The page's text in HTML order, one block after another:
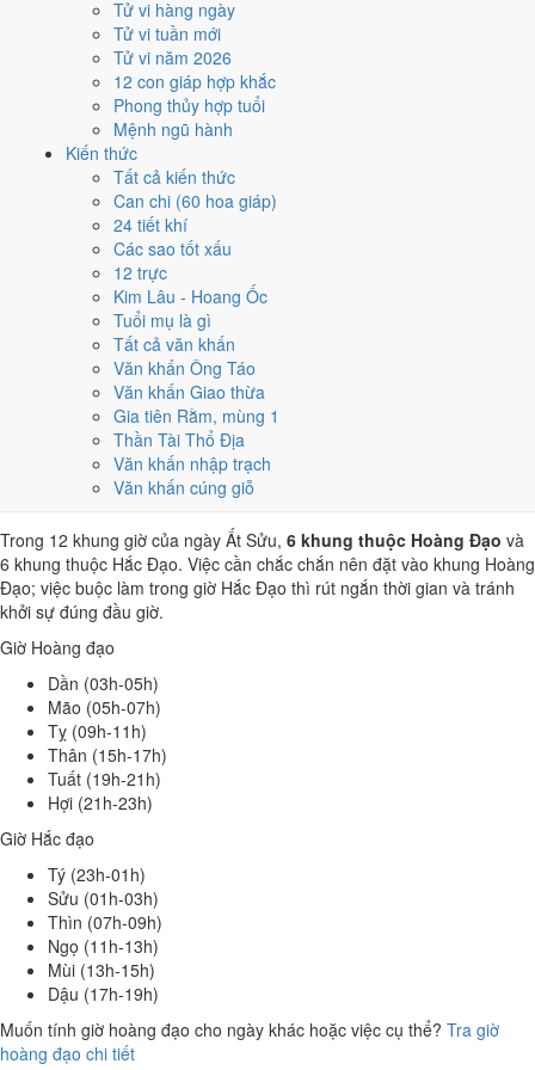
Tử vi hàng ngày
Tử vi tuần mới
Tử vi năm 2026
12 con giáp hợp khắc
Phong thủy hợp tuổi
Mệnh ngũ hành
Kiến thức
Tất cả kiến thức
Can chi (60 hoa giáp)
24 tiết khí
Các sao tốt xấu
12 trực
Kim Lâu - Hoang Ốc
Tuổi mụ là gì
Tất cả văn khấn
Văn khấn Ông Táo
Văn khấn Giao thừa
Gia tiên Rằm, mùng 1
Thần Tài Thổ Địa
Văn khấn nhập trạch
Văn khấn cúng giỗ
Sửu, nhờ người tuổi này thay mặt động thổ hoặc nhận lễ giúp
giảm phần xung của gia chủ. Cách chọn người mượn tuổi xem
hướng dẫn xem tuổi làm nhà
Các cách trên dựa trên quy tắc lịch pháp truyền thống, mang tính
tham khảo văn hóa - tín ngưỡng, không thay thế quyết định chuyên
môn của bạn.
Giờ hoàng đạo ngày 15/8/1981 là
những giờ nào?
Ngày Ất Sửu có6 giờ Hoàng Đạo
Tỵ (09h-11h), Thân (15h-17h), Tuất (19h-21h), Hợi (21h-23h)
Khung dễ sắp xếp nhất trong giờ hành chính là
khung Hắc Đạo nên né khi ký kết hoặc xuất hành.
6 8 9 10 11 12 13 14 15
Hoàng đạo (tốt) Hắc đạo (xấu) Giờ hiện tại
6 giờ Hoàng Đạo và 6 giờ Hắc Đạo ngày
Trong 12 khung giờ của ngày Ất Sửu, 6 khung thuộc Hoàng Đạo và
6 khung thuộc Hắc Đạo. Việc cần chắc chắn nên đặt vào khung Hoàng
Đạo; việc buộc làm trong giờ Hắc Đạo thì rút ngắn thời gian và tránh
khởi sự đúng đầu giờ.
Giờ Hoàng đạo
Dần (03h-05h)
Mão (05h-07h)
Tỵ (09h-11h)
Thân (15h-17h)
Tuất (19h-21h)
Hợi (21h-23h)
Giờ Hắc đạo
Tý (23h-01h)
Sửu (01h-03h)
Thìn (07h-09h)
Ngọ (11h-13h)
Mùi (13h-15h)
Dậu (17h-19h)
Muốn tính giờ hoàng đạo cho ngày khác hoặc việc cụ thể? Tra giờ
hoàng đạo chi tiết